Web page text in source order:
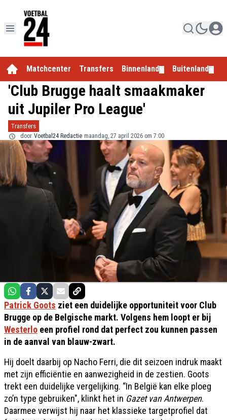
Matchcenter Transfers Binnenland Buitenland
'Club Brugge haalt smaakmaker
uit Jupiler Pro League'
Transfers
door Voetbal24 Redactie maandag, 27 april 2026 om 7:00
Patrick Goots ziet een duidelijke opportuniteit voor Club
Brugge op de Belgische markt. Volgens hem loopt er bij
Westerlo een profiel rond dat perfect zou kunnen passen
in de aanval van blauw-zwart.
Hij doelt daarbij op Nacho Ferri, die dit seizoen indruk maakt
met zijn efficiëntie en aanwezigheid in de zestien. Goots
trekt een duidelijke vergelijking. “In België kan elke ploeg
zo’n type gebruiken", klinkt het in Gazet van Antwerpen.
Daarmee verwijst hij naar het klassieke targetprofiel dat